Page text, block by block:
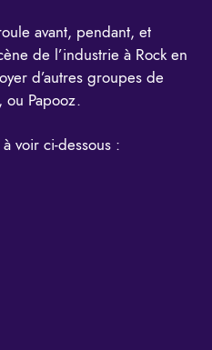
avant, pendant, et
de l’industrie à Rock en
d’autres groupes de
ou Papooz.
voir ci-dessous :